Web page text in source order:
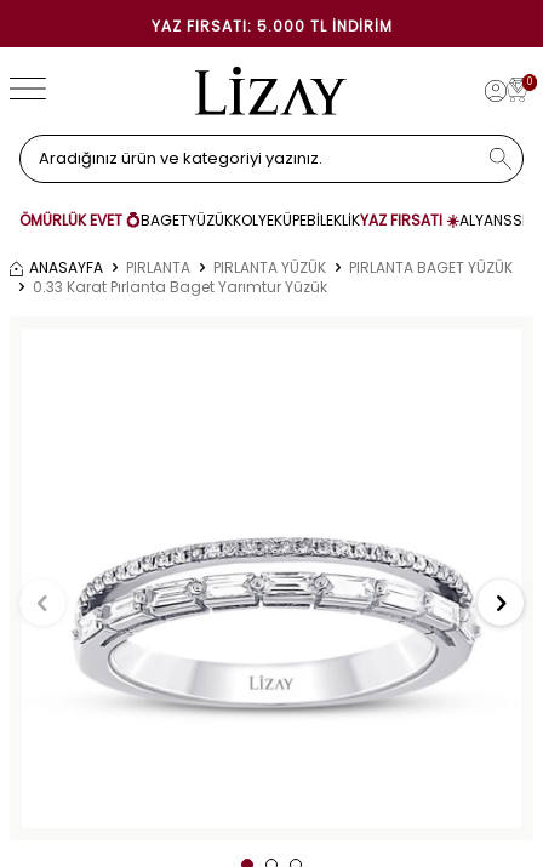
YAZ FIRSATI: 5.000 TL İNDIRIM
0
ÖMÜRLÜK EVET 💍BAGETYÜZÜKKOLYEKÜPEBİLEKLİKYAZ FIRSATI ☀️ALYANS
ANASAYFA PIRLANTA PIRLANTA YÜZÜK
PIRLANTA BAGET YÜZÜK
0.33 Karat Pırlanta Baget Yarımtur Yüzük